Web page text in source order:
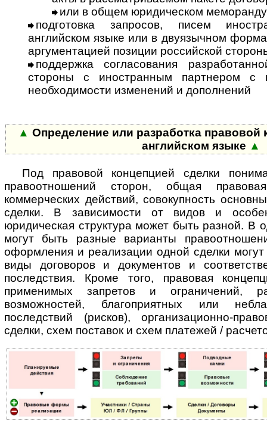
или в общем юридическом
подготовка запросов, писем
английском языке или в двуязычном
аргументацией позиции российской
поддержка согласования
стороны с иностранным партнером
необходимости изменений и дополнений
▲ Определение или разработка правовой
английском языке ▲
Под правовой концепцией сделки
правоотношений сторон, общая
коммерческих действий, совокупность
сделки. В за­ви­си­мос­ти от видов и
юридическая структура может быть разной. В
могут быть разные варианты
оформления и реализации одной сделки
виды договоров и документов и
последствия. Кроме того, правовая
применимых запретов и ограничений,
возможностей, благоприятных или
последствий (рисков), ор­га­ни­за­ци­он­но-
сделки, схем поставок и схем платежей /